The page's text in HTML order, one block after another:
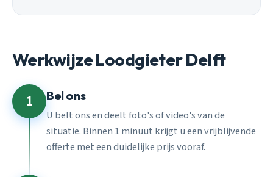
Werkwijze Loodgieter Delft
1 Bel ons
U belt ons en deelt foto's of video's van de
situatie. Binnen 1 minuut krijgt u een vrijblijvende
offerte met een duidelijke prijs vooraf.